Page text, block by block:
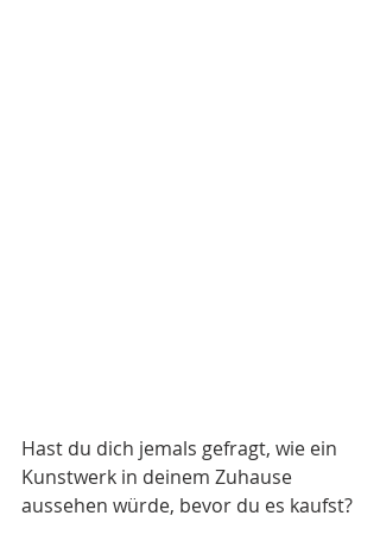
Hast du dich jemals gefragt, wie ein
Kunstwerk in deinem Zuhause
aussehen würde, bevor du es kaufst?